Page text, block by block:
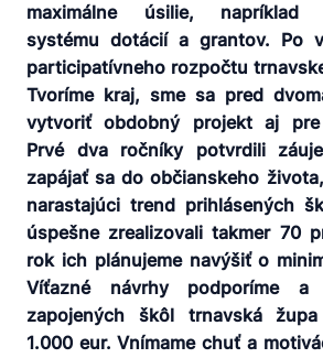
maximálne úsilie, napríklad
systému dotácií a grantov. Po
participatívneho rozpočtu
Tvoríme kraj, sme sa pred
vytvoriť obdobný projekt aj pre
Prvé dva ročníky potvrdili
zapájať sa do občianskeho
narastajúci trend prihlásených
úspešne zrealizovali takmer 70
rok ich plánujeme navýšiť o
Víťazné návrhy podporíme
zapojených škôl trnavská
1.000 eur. Vnímame chuť a